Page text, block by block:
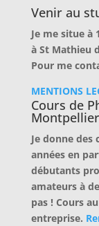
Venir au
Je me situe
àSt Mathieu
Pour me
MENTIONS
Cours de
Montpellier
Je donne des
années en
débutants
amateurs à
pas ! Cours
entreprise.